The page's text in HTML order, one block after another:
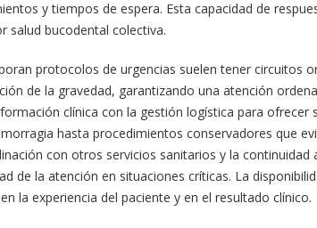
y tiempos de espera. Esta capacidad de
salud bucodental colectiva.
protocolos de urgencias suelen tener circuitos
de la gravedad, garantizando una atención
clínica con la gestión logística para ofrecer
hasta procedimientos conservadores que
con otros servicios sanitarios y la continuidad
de la atención en situaciones críticas. La
la experiencia del paciente y en el resultado clínico.